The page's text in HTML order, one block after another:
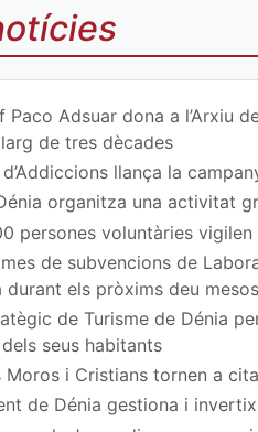
ir
Paco Adsuar dona a l’Arxiu
de tres dècades
llança la
organitza una activitat
persones voluntàries vigilen
de subvencions de
durant els pròxims deu mesos
de Turisme de Dénia
seus habitants
Moros i Cristians tornen a
de Dénia gestiona i